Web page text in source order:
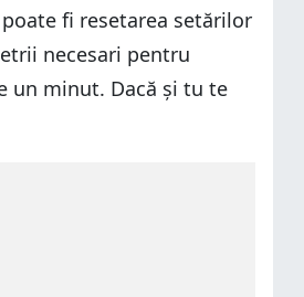
fi resetarea setărilor
necesari pentru
un minut. Dacă și tu te